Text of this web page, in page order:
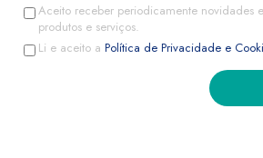
Aceito receber periodicamente novidades
produtos e serviços.
Li e aceito a Política de Privacidade e